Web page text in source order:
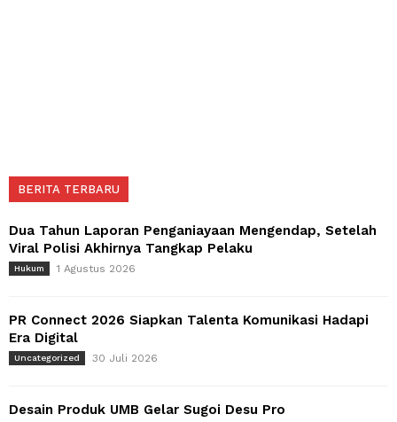
BERITA TERBARU
Dua Tahun Laporan Penganiayaan Mengendap, Setelah
Viral Polisi Akhirnya Tangkap Pelaku
Hukum 1 Agustus 2026
PR Connect 2026 Siapkan Talenta Komunikasi Hadapi
Era Digital
Uncategorized 30 Juli 2026
Desain Produk UMB Gelar Sugoi Desu Pro